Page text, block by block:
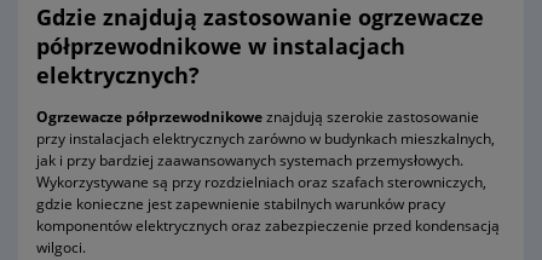
Gdzie znajdują zastosowanie ogrzewacze
półprzewodnikowe w instalacjach
elektrycznych?
Ogrzewacze półprzewodnikoweznajdują szerokie zastosowanie
przy instalacjach elektrycznych zarówno w budynkach mieszkalnych,
jak i przy bardziej zaawansowanych systemach przemysłowych.
Wykorzystywane są przy rozdzielniach oraz szafach sterowniczych,
gdzie konieczne jest zapewnienie stabilnych warunków pracy
komponentów elektrycznych oraz zabezpieczenie przed kondensacją
wilgoci.